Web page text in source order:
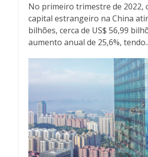
No primeiro trimestre de 2022,
capital estrangeiro na China
bilhões, cerca de US$ 56,99
aumento anual de 25,6%,